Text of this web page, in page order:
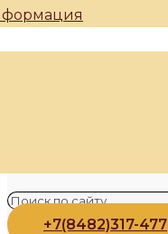
+7(8482)317-477